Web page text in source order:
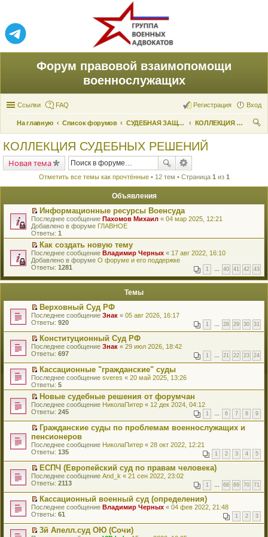
Форум правовой взаимопомощи
военнослужащих
Ссылки FAQ Вход
Регистрация
На главную Список форумов СУДЕБНАЯ ЗАЩИТА ПРАВ
КОЛЛЕКЦИЯ СУДЕБНЫХ РЕШЕНИЙ
КОЛЛЕКЦИЯ СУДЕБНЫХ РЕШЕНИЙ
Новая тема
Отметить все темы как прочтённые• 12 тем • Страница 1 из 1
Объявления
П
е
р
е
й
т
и
к
е
о
м
у
н
е
п
р
о
и
т
а
н
н
о
м
с
о
о
б
щ
е
н
и
ю
Информационные ресурсы Военсуда
Последнее сообщение Пахомов Михаил « 04 мар 2025, 12:21
Добавлено в форуме ГЛАВНОЕ
Ответы: 1
П
е
р
й
к
п
е
р
в
о
м
у
е
п
р
о
ч
и
т
а
н
н
о
м
у
с
о
о
б
е
н
и
ю
Как создать новую тему
Последнее сообщение Владимир Черных « 17 авг 2022, 16:10
Добавлено в форуме О форуме и его поддержке
Ответы: 1281 1 … 40 41 42 43
Темы
П
е
е
й
т
и
к
п
е
р
в
о
м
у
н
п
р
о
и
т
а
н
н
о
м
у
с
о
Верховный Суд РФ
Последнее сообщение Знак « 05 авг 2026, 16:17
Ответы: 920 1 … 28 29 30 31
П
е
е
й
т
и
к
п
е
р
в
о
м
у
н
е
п
р
о
и
т
а
н
н
о
Конституционный Суд РФ
Последнее сообщение Знак « 29 июл 2026, 18:42
Ответы: 697 1 … 21 22 23 24
П
е
р
е
й
т
к
е
р
в
о
м
у
н
е
п
р
о
и
т
Кассационные "гражданские" суды
Последнее сообщение sveres « 20 май 2025, 13:26
Ответы: 5
П
е
е
й
т
и
к
п
е
р
в
м
у
н
е
п
р
Новые судебные решения от форумчан
Последнее сообщение НиколаПитер « 12 дек 2024, 04:12
Ответы: 245 1 … 6 7 8 9
П
е
р
е
й
т
и
к
п
е
р
в
м
у
Гражданские суды по проблемам военнослужащих и
пенсионеров
Последнее сообщение НиколаПитер « 28 окт 2022, 12:21
Ответы: 135 1 2 3 4 5
П
е
е
й
т
и
к
п
ЕСПЧ (Европейский суд по правам человека)
Последнее сообщение And_k « 21 сен 2022, 23:02
Ответы: 2113 1 … 68 69 70 71
П
е
е
й
Кассационный военный суд (определения)
Последнее сообщение Владимир Черных « 04 фев 2022, 21:48
Ответы: 61 1 2 3
3й Апелл.суд ОЮ (Сочи)